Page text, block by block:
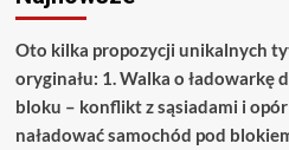
Oto kilka propozycji unikalnych
oryginału: 1. Walka o ładowarkę
bloku – konflikt z sąsiadami i opór
naładować samochód pod